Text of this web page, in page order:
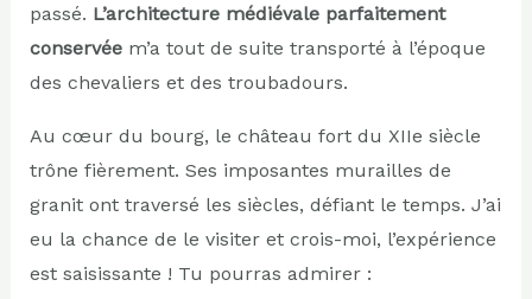
passé. L’architecture médiévale parfaitement
conservéem’a tout de suite transporté à l’époque
des chevaliers et des troubadours.
Au cœur du bourg, le château fort du XIIe siècle
trône fièrement. Ses imposantes murailles de
granit ont traversé les siècles, défiant le temps. J’ai
eu la chance de le visiter et crois-moi, l’expérience
est saisissante ! Tu pourras admirer :